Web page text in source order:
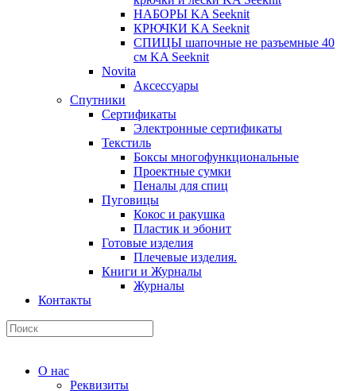
НАБОРЫ KA Seeknit
КРЮЧКИ KA Seeknit
СПИЦЫ шапочные не разъемные 40
см KA Seeknit
Novita
Аксессуары
Спутники
Сертификаты
Электронные сертификаты
Текстиль
Боксы многофункциональные
Проектные сумки
Пеналы для спиц
Пуговицы
Кокос и ракушка
Пластик и эбонит
Готовые изделия
Плечевые изделия.
Книги и Журналы
Журналы
Контакты
О нас
Реквизиты